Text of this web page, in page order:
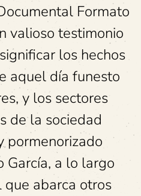
Formato
valioso testimonio
los hechos
aquel día funesto
y los sectores
de la sociedad
pormenorizado
García, a lo largo
abarca otros